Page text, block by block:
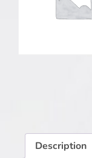
Description